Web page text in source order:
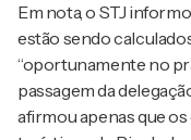
Em nota, o STJ
estão sendo
“oportunamente no
passagem da
afirmou apenas que